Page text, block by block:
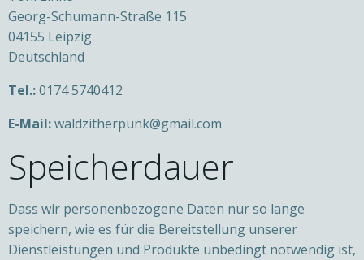
Georg-Schumann-Straße 115
04155 Leipzig
Deutschland
Tel.:0174 5740412
E-Mail:waldzitherpunk@gmail.com
Speicherdauer
Dass wir personenbezogene Daten nur so lange
speichern, wie es für die Bereitstellung unserer
Dienstleistungen und Produkte unbedingt notwendig ist,